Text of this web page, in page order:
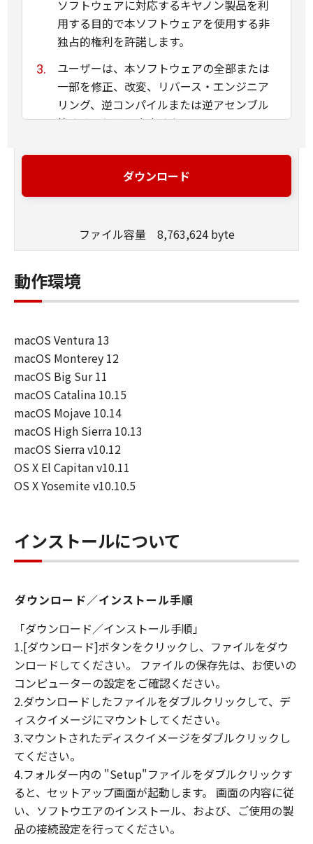
ソフトウェアに対応するキヤノン製品を利
用する目的で本ソフトウェアを使用する非
独占的権利を許諾します。
ユーザーは、本ソフトウェアの全部または
一部を修正、改変、リバース・エンジニア
リング、逆コンパイルまたは逆アセンブル
等することはできません。
ン株式会社およびキヤノンのライセンサー
は、本ソフトウェアがユーザーの特定の目
がないこと、その他本ソフトウェアに関し
キヤノン、キヤノンマーケティングジャパ
ン株式会社およびキヤノンのライセンサー
連して生ずる直接的または間接的な損失、
損害等について、いかなる場合においても
一切の責任を負いません。
ユーザーは、日本国政府または該当国の政
府より必要な許可等を得ることなしに、本
ソフトウェアの全部または一部を、直接ま
たは間接に輸出してはなりません。
ダウンロード
ファイル容量 8,763,624 byte
動作環境
macOS Ventura 13
macOS Monterey 12
macOS Big Sur 11
macOS Catalina 10.15
macOS Mojave 10.14
macOS High Sierra 10.13
macOS Sierra v10.12
OS X El Capitan v10.11
OS X Yosemite v10.10.5
インストールについて
ダウンロード／インストール手順
「ダウンロード／インストール手順」
1.[ダウンロード]ボタンをクリックし、ファイルをダウ
ンロードしてください。 ファイルの保存先は、お使いの
コンピューターの設定をご確認ください。
2.ダウンロードしたファイルをダブルクリックして、デ
ィスクイメージにマウントしてください。
3.マウントされたディスクイメージをダブルクリックし
てください。
4.フォルダー内の "Setup"ファイルをダブルクリックす
ると、セットアップ画面が起動します。 画面の内容に従
い、ソフトウエアのインストール、および、ご使用の製
品の接続設定を行ってください。